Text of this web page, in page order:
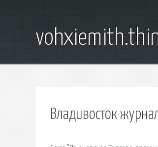
Владивосток